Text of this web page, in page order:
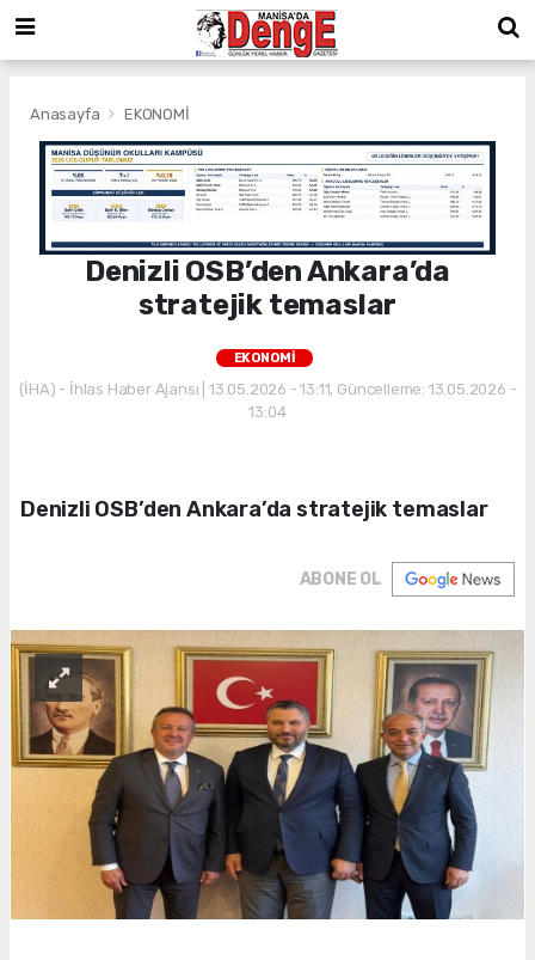
Anasayfa EKONOMİ
Denizli OSB’den Ankara’da
stratejik temaslar
EKONOMİ
(İHA) - İhlas Haber Ajansı | 13.05.2026 - 13:11, Güncelleme: 13.05.2026 -
13:04
Denizli OSB’den Ankara’da stratejik temaslar
ABONE OL